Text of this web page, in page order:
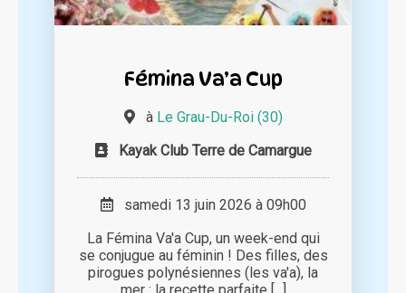
Fémina Va’a Cup
à Le Grau-Du-Roi (30)
Kayak Club Terre de Camargue
samedi 13 juin 2026 à 09h00
La Fémina Va'a Cup, un week-end qui
se conjugue au féminin ! Des filles, des
pirogues polynésiennes (les va'a), la